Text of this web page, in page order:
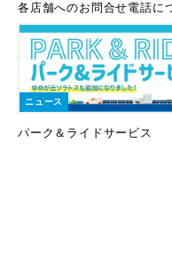
各店舗へのお問合せ電話に
ニュース
パーク＆ライドサービス